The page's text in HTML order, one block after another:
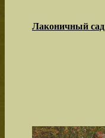
Лаконичный сад